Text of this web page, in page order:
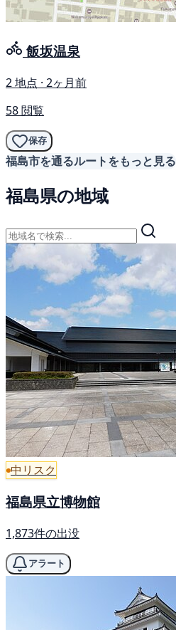
飯坂温泉
2 地点 · 2ヶ月前
58 閲覧
保存
福島市を通るルートをもっと見る
福島県の地域
中リスク
福島県立博物館
1,873件の出没
アラート